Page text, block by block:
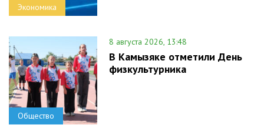
Экономика
Общество
8 августа 2026, 13:48
В Камызяке отметили День
физкультурника